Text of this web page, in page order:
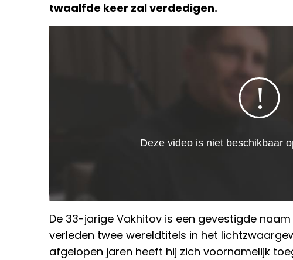
twaalfde keer zal verdedigen.
De 33-jarige Vakhitov is een gevestigde
verleden twee wereldtitels in het
afgelopen jaren heeft hij zich voornamelijk